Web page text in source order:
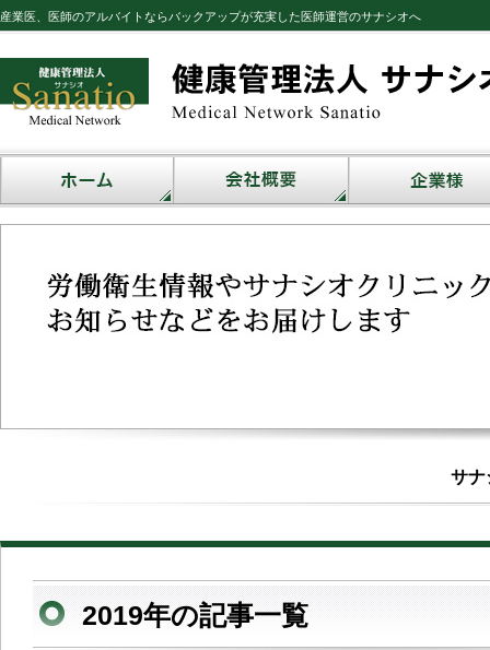
産業医、医師のアルバイトならバックアップが充実した医師運営のサナシオへ
サナ
2019年の記事一覧